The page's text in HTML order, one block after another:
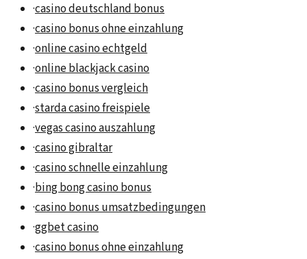
·casino deutschland bonus
·casino bonus ohne einzahlung
·online casino echtgeld
·online blackjack casino
·casino bonus vergleich
·starda casino freispiele
·vegas casino auszahlung
·casino gibraltar
·casino schnelle einzahlung
·bing bong casino bonus
·casino bonus umsatzbedingungen
·ggbet casino
·casino bonus ohne einzahlung